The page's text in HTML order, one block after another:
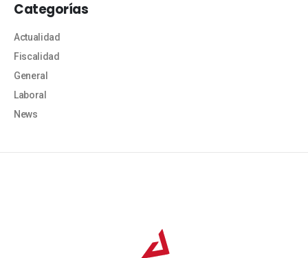
Categorías
Actualidad
Fiscalidad
General
Laboral
News